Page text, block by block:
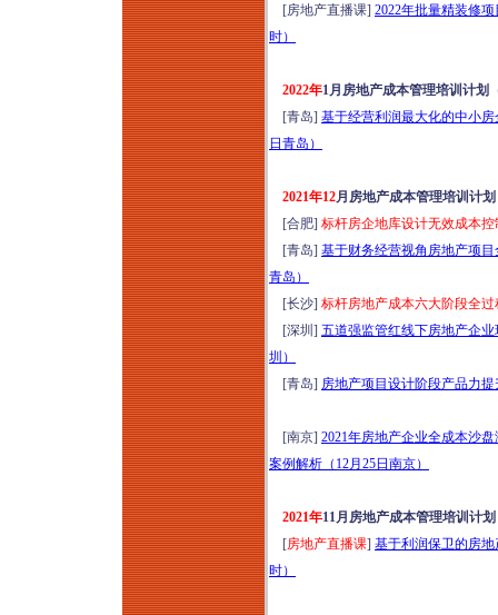
[房地产直播课] 2022年批量精装修
时）
2022年1月房地产成本管理培训计划
[青岛] 基于经营利润最大化的中小
日青岛）
2021年12月房地产成本管理培训计
[合肥] 标杆房企地库设计无效成本
[青岛] 基于财务经营视角房地产项
青岛）
[长沙] 标杆房地产成本六大阶段全
[深圳] 五道强监管红线下房地产企
圳）
[青岛] 房地产项目设计阶段产品力
[南京] 2021年房地产企业全成本沙
案例解析（12月25日南京）
2021年11月房地产成本管理培训计
[房地产直播课] 基于利润保卫的房地
时）